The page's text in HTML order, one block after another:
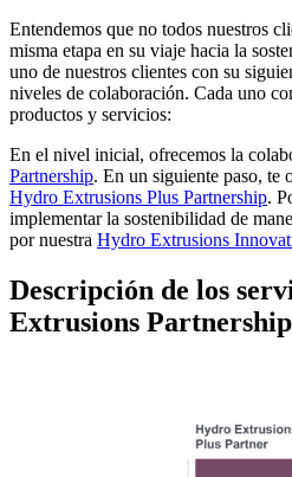
Entendemos que no todos nuestros
misma etapa en su viaje hacia la
uno de nuestros clientes con su
niveles de colaboración. Cada uno
productos y servicios:
En el nivel inicial, ofrecemos la
Partnership. En un siguiente paso, te
Hydro Extrusions Plus Partnership.
implementar la sostenibilidad de
por nuestra Hydro Extrusions
Descripción de los
Extrusions Partnership